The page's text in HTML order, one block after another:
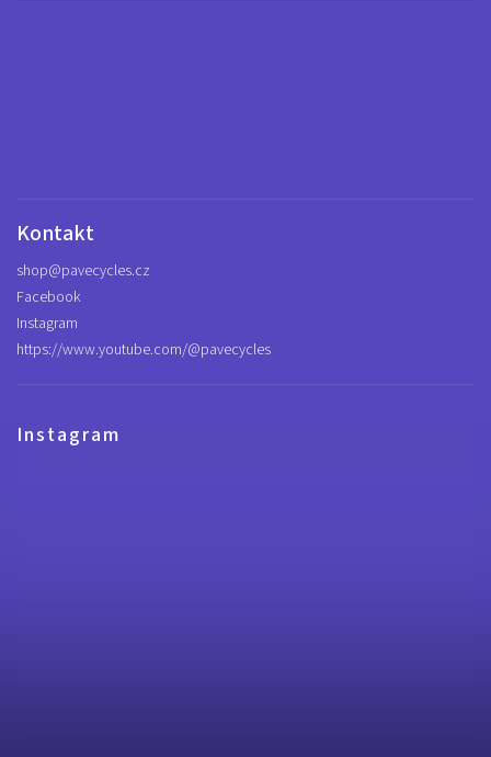
Kontakt
shop@pavecycles.cz
Facebook
Instagram
https://www.youtube.com/@pavecycles
Instagram